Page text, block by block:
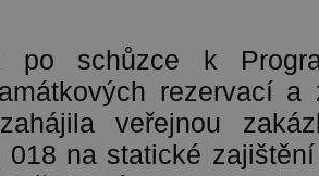
po schůzce k
rezervací a
veřejnou
018 na statické